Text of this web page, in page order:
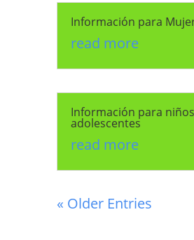
Información para
read more
Información para
adolescentes
read more
« Older Entries